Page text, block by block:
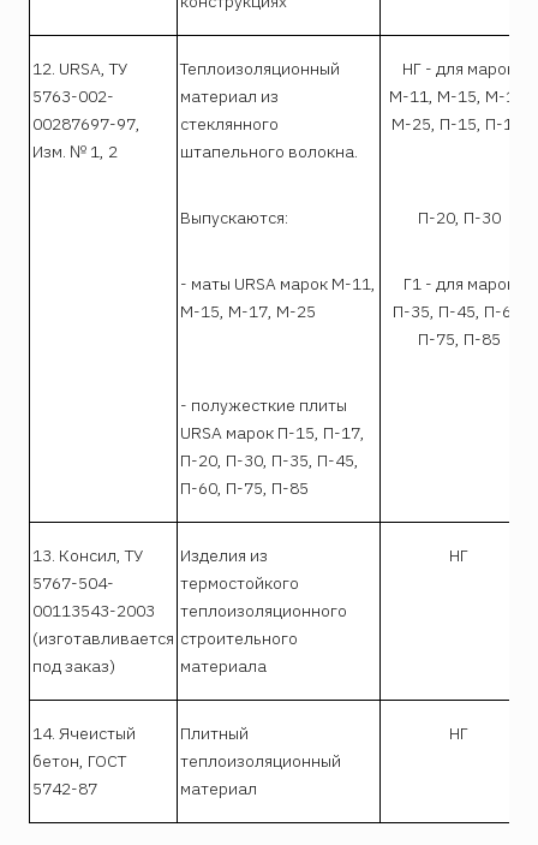
12. URSA, ТУ
5763-002-
00287697-97,
Изм. № 1, 2
Теплоизоляционный
материал из
стеклянного
штапельного волокна.
НГ - для марок
М-11, М-15, М-17,
М-25, П-15, П-17,
Выпускаются: П-20, П-30
- маты URSA марок М-11,
М-15, М-17, М-25
Г1 - для марок
П-35, П-45, П-60,
П-75, П-85
- полужесткие плиты
URSA марок П-15, П-17,
П-20, П-30, П-35, П-45,
П-60, П-75, П-85
13. Консил, ТУ
5767-504-
00113543-2003
(изготавливается
под заказ)
Изделия из
термостойкого
теплоизоляционного
строительного
материала
НГ
14. Ячеистый
бетон, ГОСТ
5742-87
Плитный
теплоизоляционный
материал
НГ